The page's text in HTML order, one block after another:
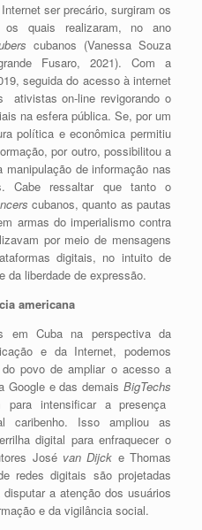
ser precário, surgiram os
quais realizaram, no ano
cubanos (Vanessa Souza
Fusaro, 2021). Com a
seguida do acesso à internet
ativistas on-line revigorando o
na esfera pública. Se, por um
política e econômica permitiu
por outro, possibilitou a
de informação nas
Cabe ressaltar que tanto o
cubanos, quanto as pautas
armas do imperialismo contra
por meio de mensagens
digitais, no intuito de
da liberdade de expressão.
americana
em Cuba na perspectiva da
e da Internet, podemos
povo de ampliar o acesso a
Google e das demais BigTechs
para intensificar a presença
caribenho. Isso ampliou as
digital para enfraquecer o
Josévan Dijck e Thomas
redes digitais são projetadas
a atenção dos usuários
e da vigilância social.